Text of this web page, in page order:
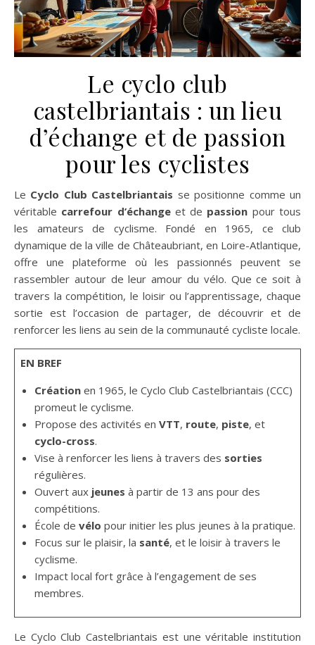
Le cyclo club
castelbriantais : un lieu
d’échange et de passion
pour les cyclistes
Le Cyclo Club Castelbriantais se positionne comme un
véritable carrefour d’échangeet de passion pour tous
les amateurs de cyclisme. Fondé en 1965, ce club
dynamique de la ville de Châteaubriant, en Loire-Atlantique,
offre une plateforme où les passionnés peuvent se
rassembler autour de leur amour du vélo. Que ce soit à
travers la compétition, le loisir ou l’apprentissage, chaque
sortie est l’occasion de partager, de découvrir et de
renforcer les liens au sein de la communauté cycliste locale.
EN BREF
Créationen 1965, le Cyclo Club Castelbriantais (CCC)
promeut le cyclisme.
Propose des activités en VTT, route, piste, et
cyclo-cross.
Vise à renforcer les liens à travers des sorties
régulières.
Ouvert aux jeunes à partir de 13 ans pour des
compétitions.
École de vélo pour initier les plus jeunes à la pratique.
Focus sur le plaisir, la santé, et le loisir à travers le
cyclisme.
Impact local fort grâce à l’engagement de ses
membres.
Le Cyclo Club Castelbriantais est une véritable institution